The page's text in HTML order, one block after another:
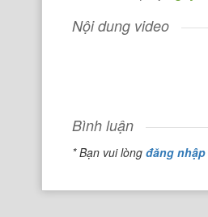
Nội dung video
Bình luận
* Bạn vui lòngđăng nhập